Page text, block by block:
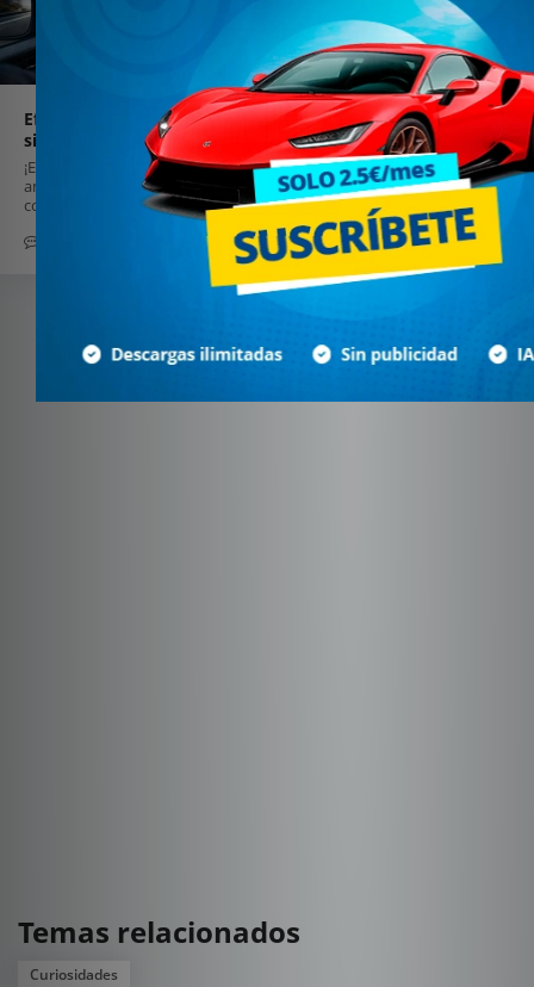
Efecto túnel al volante: la curiosa razón por la que aceleras
sin darte cuenta
¡El efecto túnel hace que tu cerebro subestime la velocidad en vías
amplias o túneles. Con chequeos al velocímetro y distancia,
conduces mejor y seguro siempre!
Temas relacionados
Curiosidades